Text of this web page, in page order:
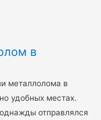
в
металлолома в
удобных местах.
отправлялся